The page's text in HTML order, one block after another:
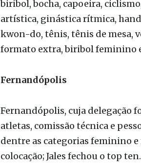
Elas disputaram as
biribol, bocha, capoeira,
artística, ginástica rítmica,
formato extra, biribol feminino e
Fernandópolis
Fernandópolis, cuja delegação
atletas, comissão técnica e